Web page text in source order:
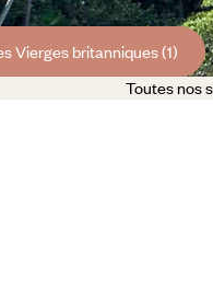
Vierges britanniques (1)
Toutes nos